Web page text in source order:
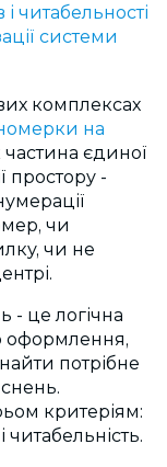
читабельності
системи
комплексах
на
частина єдиної
простору -
чи
чи не
- це логічна
оформлення,
потрібне
критеріям:
читабельність.